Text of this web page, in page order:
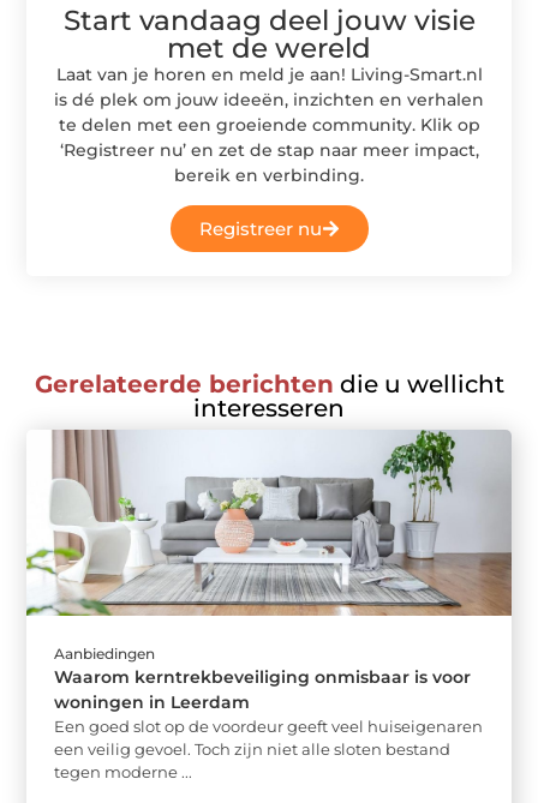
Start vandaag deel jouw visie
met de wereld
Laat van je horen en meld je aan! Living-Smart.nl
is dé plek om jouw ideeën, inzichten en verhalen
te delen met een groeiende community. Klik op
‘Registreer nu’ en zet de stap naar meer impact,
bereik en verbinding.
Registreer nu
Gerelateerde berichten die u wellicht
interesseren
Aanbiedingen
Waarom kerntrekbeveiliging onmisbaar is voor
woningen in Leerdam
Een goed slot op de voordeur geeft veel huiseigenaren
een veilig gevoel. Toch zijn niet alle sloten bestand
tegen moderne ...